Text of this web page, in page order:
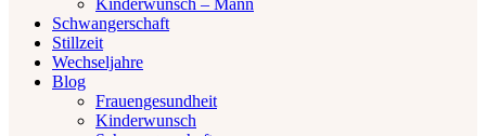
Kinderwunsch – Mann
Schwangerschaft
Stillzeit
Wechseljahre
Blog
Frauengesundheit
Kinderwunsch